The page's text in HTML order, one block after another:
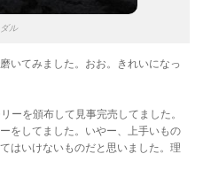
ダル
いてみました。おお。きれいになっ
ーを頒布して見事完売してました。
をしてました。いやー、上手いもの
はいけないものだと思いました。理